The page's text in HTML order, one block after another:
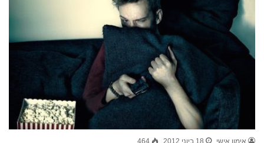
אימון אישי 18 ביוני 2012 464